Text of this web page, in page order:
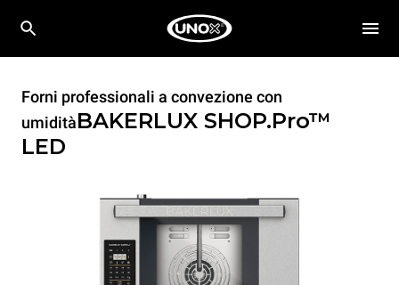
Forni professionali a convezione con
umiditàBAKERLUX SHOP.Pro™
LED